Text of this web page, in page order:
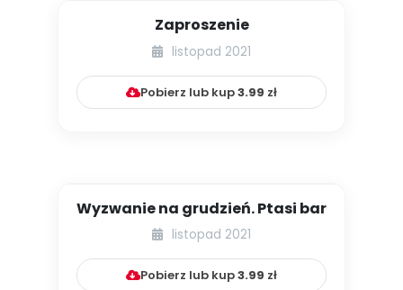
Zaproszenie
listopad 2021
Pobierz lub kup3.99 zł
Wyzwanie na grudzień. Ptasi bar
listopad 2021
Pobierz lub kup3.99 zł